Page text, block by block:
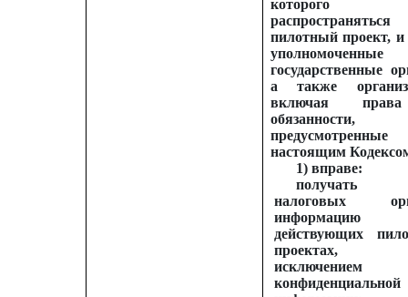
которого
распространяться
пилотный проект,
уполномоченные
государственные
а также
включая
обязанности,
предусмотренные
настоящим
1) вправе:
налоговых
действующих
исключением
конфиденциальной